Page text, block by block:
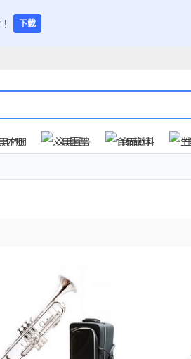
下載
休閒 文具圖書 食品飲料